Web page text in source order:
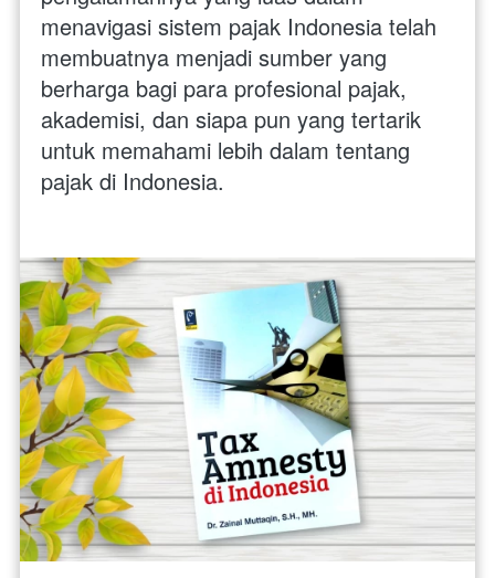
menavigasi sistem pajak Indonesia telah
membuatnya menjadi sumber yang
berharga bagi para profesional pajak,
akademisi, dan siapa pun yang tertarik
untuk memahami lebih dalam tentang
pajak di Indonesia.